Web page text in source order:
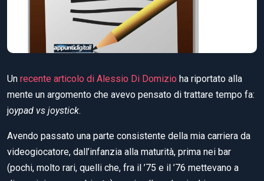
Un recente articolo di Alessio Di Domizio ha riportato alla
mente un argomento che avevo pensato di trattare tempo fa:
joypad vs joystick.
Avendo passato una parte consistente della mia carriera da
videogiocatore, dall’infanzia alla maturità, prima nei bar
(pochi, molto rari, quelli che, fra il ’75 e il ’76 mettevano a